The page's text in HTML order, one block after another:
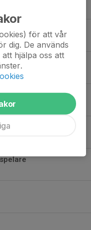
jan.
för att vår
dig. De används
hjälpa oss att